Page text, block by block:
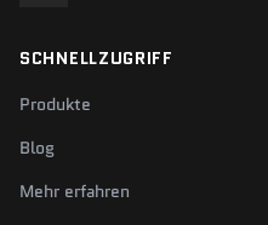
SCHNELLZUGRIFF
Produkte
Blog
Mehr erfahren